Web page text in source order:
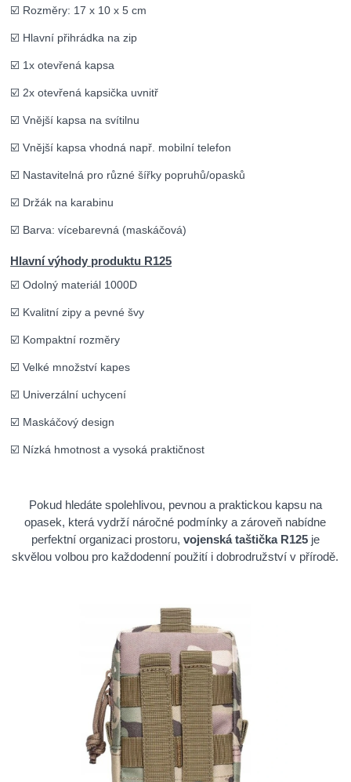
☑️ Rozměry: 17 x 10 x 5 cm
☑️ Hlavní přihrádka na zip
☑️ 1x otevřená kapsa
☑️ 2x otevřená kapsička uvnitř
☑️ Vnější kapsa na svítilnu
☑️ Vnější kapsa vhodná např. mobilní telefon
☑️ Nastavitelná pro různé šířky popruhů/opasků
☑️ Držák na karabinu
☑️ Barva: vícebarevná (maskáčová)
Hlavní výhody produktu R125
☑️ Odolný materiál 1000D
☑️ Kvalitní zipy a pevné švy
☑️ Kompaktní rozměry
☑️ Velké množství kapes
☑️ Univerzální uchycení
☑️ Maskáčový design
☑️ Nízká hmotnost a vysoká praktičnost
Pokud hledáte spolehlivou, pevnou a praktickou kapsu na
opasek, která vydrží náročné podmínky a zároveň nabídne
perfektní organizaci prostoru, vojenská taštička R125je
skvělou volbou pro každodenní použití i dobrodružství v přírodě.